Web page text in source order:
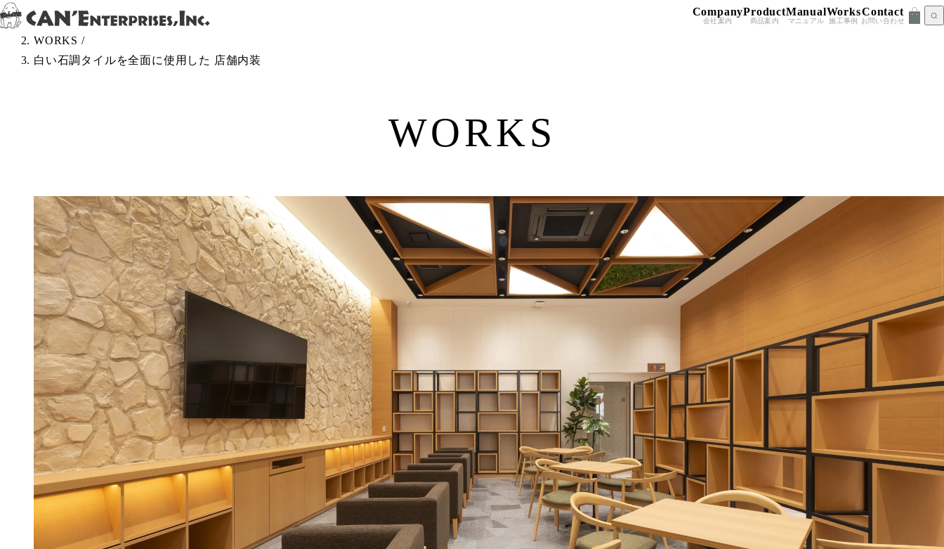
Skip to content
Company
会社案内
Product
商品案内
Manual
マニュアル
Works
施工事例
Contact
お問い合わせ
TOP /
WORKS /
白い石調タイルを全面に使用した 店舗内装
WORKS